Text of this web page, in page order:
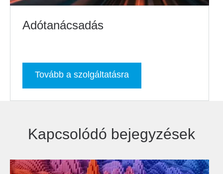
Adótanácsadás
Tovább a szolgáltatásra
Kapcsolódó bejegyzések